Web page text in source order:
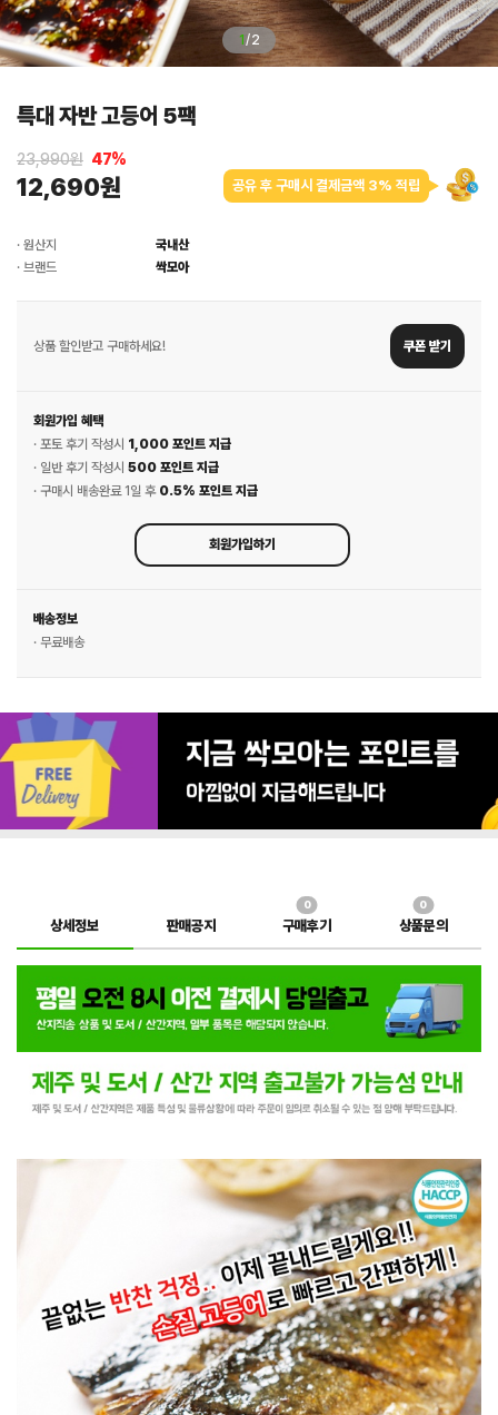
1 /2
특대 자반 고등어 5팩
23,990원 47%
12,690원 공유 후 구매시 결제금액 3% 적립
· 원산지
국내산
· 브랜드
싹모아
상품 할인받고 구매하세요! 쿠폰 받기
회원가입 혜택
· 포토 후기 작성시 1,000 포인트 지급
· 일반 후기 작성시 500 포인트 지급
· 구매시 배송완료 1일 후 0.5% 포인트 지급
회원가입하기
배송정보
· 무료배송
상세정보 판매공지 구매후기
0
상품문의
0